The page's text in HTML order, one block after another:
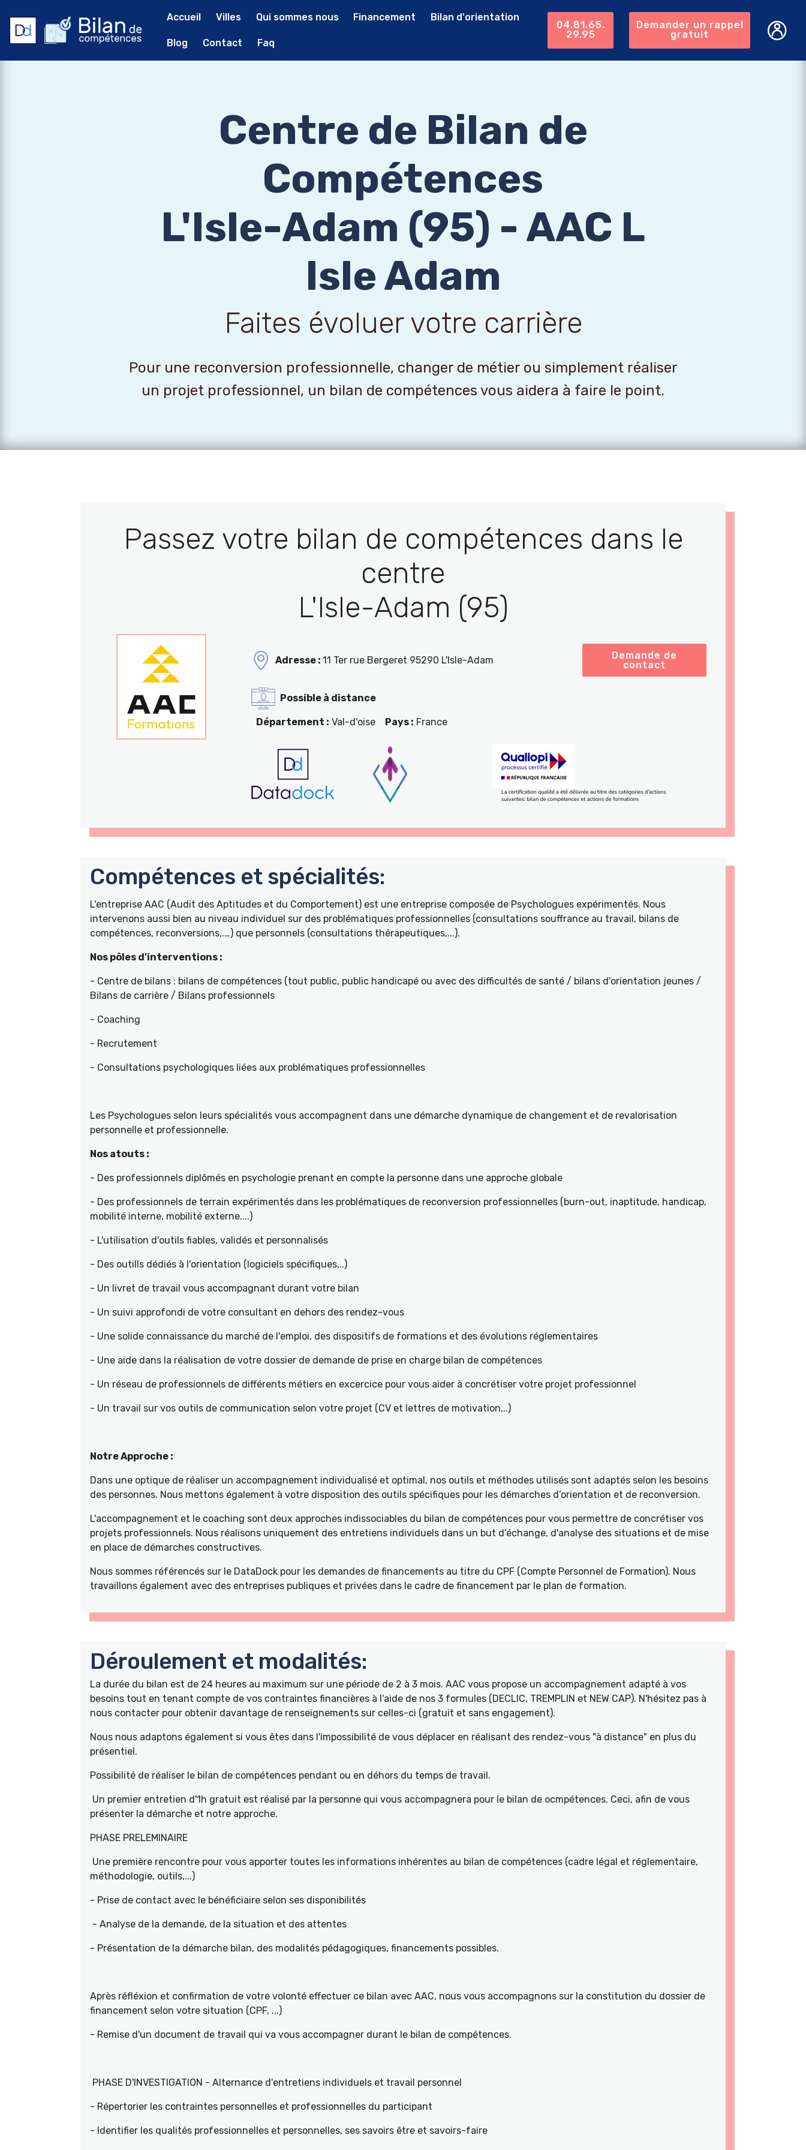
Accueil Villes Qui sommes nous Financement Bilan d'orientation
Blog Contact Faq
04.81.65.
29.95
Demander un rappel
gratuit
Centre de Bilan de
Compétences
L'Isle-Adam (95) - AAC L
Isle Adam
Faites évoluer votre carrière
Pour une reconversion professionnelle, changer de métier ou simplement réaliser
un projet professionnel, un bilan de compétences vous aidera à faire le point.
Passez votre bilan de compétences dans le
centre
L'Isle-Adam (95)
Adresse : 11 Ter rue Bergeret 95290 L'Isle-Adam
Demande de
contact
Possible à distance
Département : Val-d'oise Pays : France
Compétences et spécialités:
L'entreprise AAC (Audit des Aptitudes et du Comportement) est une entreprise composée de Psychologues expérimentés. Nous
intervenons aussi bien au niveau individuel sur des problématiques professionnelles (consultations souffrance au travail, bilans de
compétences, reconversions,.…) que personnels (consultations thérapeutiques,...).
Nos pôles d'interventions :
- Centre de bilans : bilans de compétences (tout public, public handicapé ou avec des difficultés de santé / bilans d'orientation jeunes /
Bilans de carrière / Bilans professionnels
- Coaching
- Recrutement
- Consultations psychologiques liées aux problématiques professionnelles
Les Psychologues selon leurs spécialités vous accompagnent dans une démarche dynamique de changement et de revalorisation
personnelle et professionnelle.
Nos atouts :
- Des professionnels diplômés en psychologie prenant en compte la personne dans une approche globale
- Des professionnels de terrain expérimentés dans les problématiques de reconversion professionnelles (burn-out, inaptitude, handicap,
mobilité interne, mobilité externe....)
- L'utilisation d'outils fiables, validés et personnalisés
- Des outills dédiés à l'orientation (logiciels spécifiques,..)
- Un livret de travail vous accompagnant durant votre bilan
- Un suivi approfondi de votre consultant en dehors des rendez-vous
- Une solide connaissance du marché de l'emploi, des dispositifs de formations et des évolutions réglementaires
- Une aide dans la réalisation de votre dossier de demande de prise en charge bilan de compétences
- Un réseau de professionnels de différents métiers en excercice pour vous aider à concrétiser votre projet professionnel
- Un travail sur vos outils de communication selon votre projet (CV et lettres de motivation,..)
Notre Approche :
Dans une optique de réaliser un accompagnement individualisé et optimal, nos outils et méthodes utilisés sont adaptés selon les besoins
des personnes. Nous mettons également à votre disposition des outils spécifiques pour les démarches d’orientation et de reconversion.
L'accompagnement et le coaching sont deux approches indissociables du bilan de compétences pour vous permettre de concrétiser vos
projets professionnels. Nous réalisons uniquement des entretiens individuels dans un but d'échange, d'analyse des situations et de mise
en place de démarches constructives.
Nous sommes référencés sur le DataDock pour les demandes de financements au titre du CPF (Compte Personnel de Formation). Nous
travaillons également avec des entreprises publiques et privées dans le cadre de financement par le plan de formation.
Déroulement et modalités:
La durée du bilan est de 24 heures au maximum sur une période de 2 à 3 mois. AAC vous propose un accompagnement adapté à vos
besoins tout en tenant compte de vos contraintes financières à l'aide de nos 3 formules (DECLIC, TREMPLIN et NEW CAP). N'hésitez pas à
nous contacter pour obtenir davantage de renseignements sur celles-ci (gratuit et sans engagement).
Nous nous adaptons également si vous êtes dans l'impossibilité de vous déplacer en réalisant des rendez-vous "à distance" en plus du
présentiel.
Possibilité de réaliser le bilan de compétences pendant ou en déhors du temps de travail.
Un premier entretien d'1h gratuit est réalisé par la personne qui vous accompagnera pour le bilan de ocmpétences. Ceci, afin de vous
présenter la démarche et notre approche.
PHASE PRELEMINAIRE
Une première rencontre pour vous apporter toutes les informations inhérentes au bilan de compétences (cadre légal et réglementaire,
méthodologie, outils,...)
- Prise de contact avec le bénéficiaire selon ses disponibilités
- Analyse de la demande, de la situation et des attentes
- Présentation de la démarche bilan, des modalités pédagogiques, financements possibles.
Après réfléxion et confirmation de votre volonté effectuer ce bilan avec AAC, nous vous accompagnons sur la constitution du dossier de
financement selon votre situation (CPF, ...)
- Remise d'un document de travail qui va vous accompagner durant le bilan de compétences.
PHASE D'INVESTIGATION - Alternance d'entretiens individuels et travail personnel
- Répertorier les contraintes personnelles et professionnelles du participant
- Identifier les qualités professionnelles et personnelles, ses savoirs être et savoirs-faire